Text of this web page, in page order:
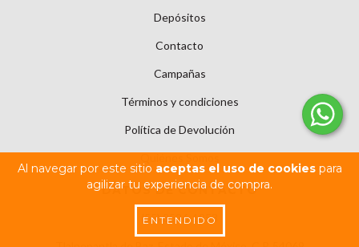
Al navegar por este sitio aceptas el uso de cookiespara
agilizar tu experiencia de compra.
ENTENDIDO
Depósitos
Contacto
Campañas
Términos y condiciones
Política de Devolución
DATOS DE CONTACTO
(55) 8526-1853